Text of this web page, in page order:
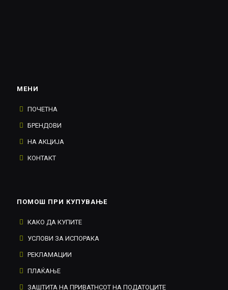
МЕНИ
ПОЧЕТНА
БРЕНДОВИ
НА АКЦИЈА
КОНТАКТ
ПОМОШ ПРИ КУПУВАЊЕ
КАКО ДА КУПИТЕ
УСЛОВИ ЗА ИСПОРАКА
РЕКЛАМАЦИИ
ПЛАЌАЊЕ
ЗАШТИТА НА ПРИВАТНСОТ НА ПОДАТОЦИТЕ